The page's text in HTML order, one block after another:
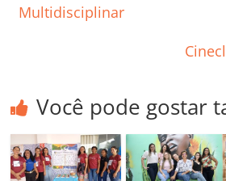
Multidisciplinar
Você pode gostar